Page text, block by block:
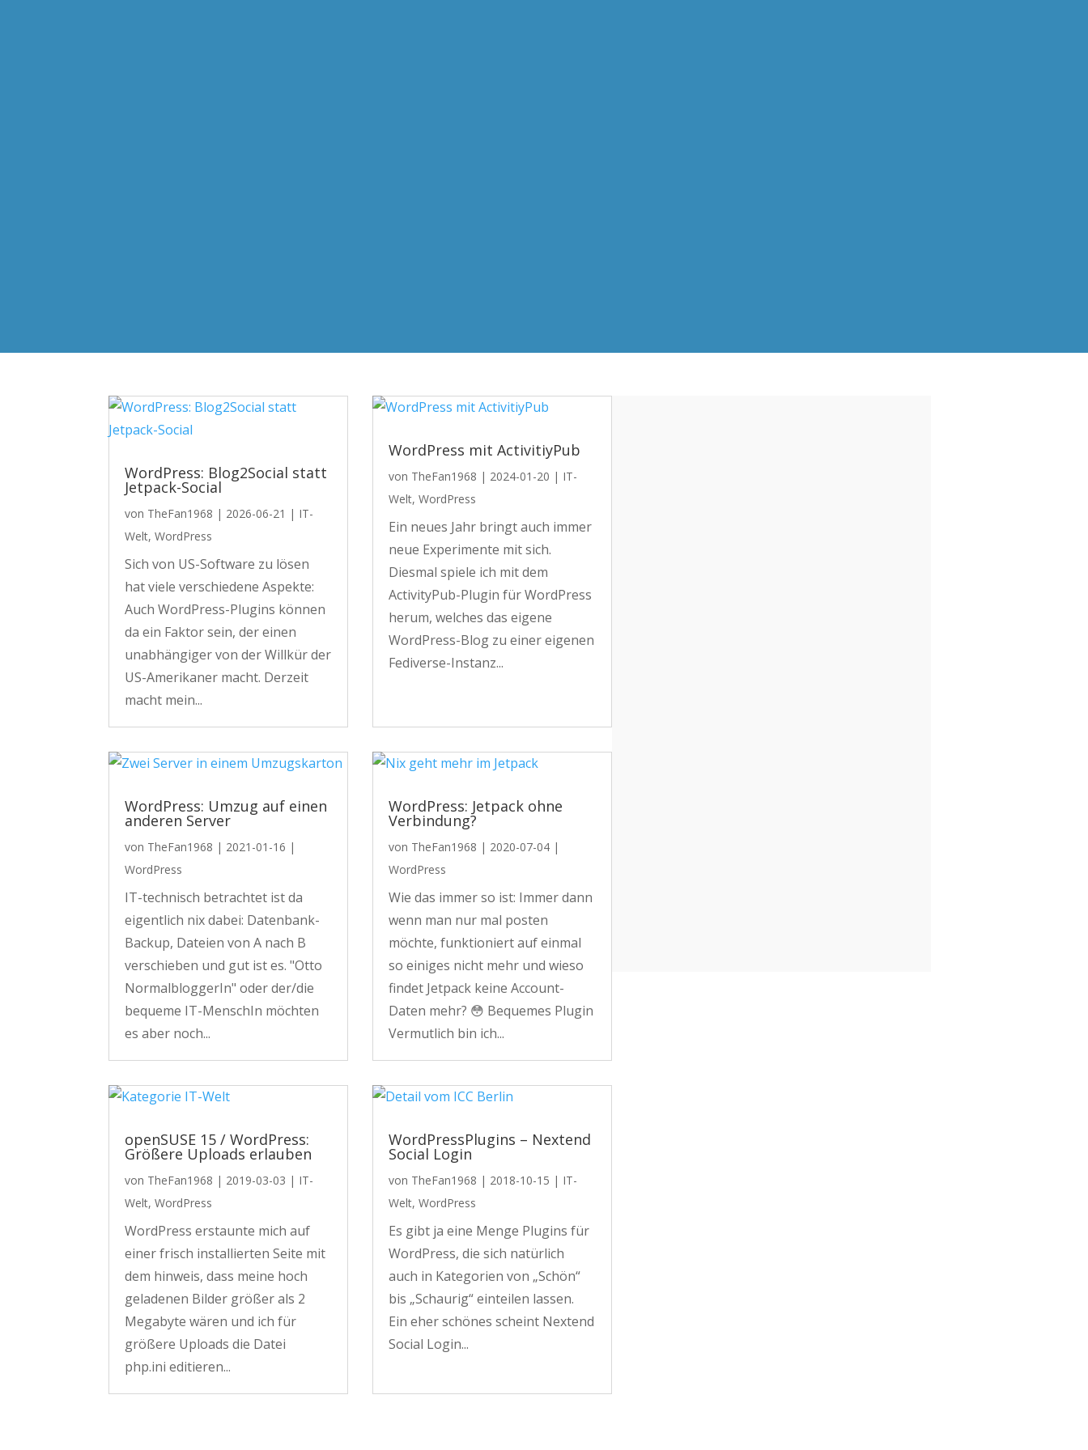
WordPress: Blog2Social statt
Jetpack-Social
von TheFan1968 | 2026-06-21 | IT-
Welt,WordPress
Sich von US-Software zu lösen
hat viele verschiedene Aspekte:
Auch WordPress-Plugins können
da ein Faktor sein, der einen
unabhängiger von der Willkür der
US-Amerikaner macht. Derzeit
macht mein...
WordPress mit ActivitiyPub
von TheFan1968 | 2024-01-20 | IT-
Welt,WordPress
Ein neues Jahr bringt auch immer
neue Experimente mit sich.
Diesmal spiele ich mit dem
ActivityPub-Plugin für WordPress
herum, welches das eigene
WordPress-Blog zu einer eigenen
Fediverse-Instanz...
WordPress: Umzug auf einen
anderen Server
von TheFan1968 | 2021-01-16 |
WordPress
IT-technisch betrachtet ist da
eigentlich nix dabei: Datenbank-
Backup, Dateien von A nach B
verschieben und gut ist es. "Otto
NormalbloggerIn" oder der/die
bequeme IT-MenschIn möchten
es aber noch...
WordPress: Jetpack ohne
Verbindung?
von TheFan1968 | 2020-07-04 |
WordPress
Wie das immer so ist: Immer dann
wenn man nur mal posten
möchte, funktioniert auf einmal
so einiges nicht mehr und wieso
findet Jetpack keine Account-
Daten mehr? 😳 Bequemes Plugin
Vermutlich bin ich...
openSUSE 15 / WordPress:
Größere Uploads erlauben
von TheFan1968 | 2019-03-03 | IT-
Welt,WordPress
WordPress erstaunte mich auf
einer frisch installierten Seite mit
dem hinweis, dass meine hoch
geladenen Bilder größer als 2
Megabyte wären und ich für
größere Uploads die Datei
php.ini editieren...
WordPressPlugins – Nextend
Social Login
von TheFan1968 | 2018-10-15 | IT-
Welt,WordPress
Es gibt ja eine Menge Plugins für
WordPress, die sich natürlich
auch in Kategorien von „Schön“
bis „Schaurig“ einteilen lassen.
Ein eher schönes scheint Nextend
Social Login...